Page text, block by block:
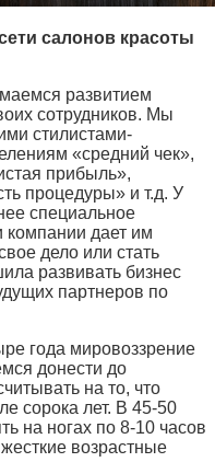
салонов красоты
развитием
сотрудников. Мы
стилистами-
«средний чек»,
прибыль»,
процедуры» и т.д. У
специальное
компании дает им
дело или стать
развивать бизнес
партнеров по
года мировоззрение
донести до
на то, что
сорока лет. В 45-50
на ногах по 8-10 часов
возрастные